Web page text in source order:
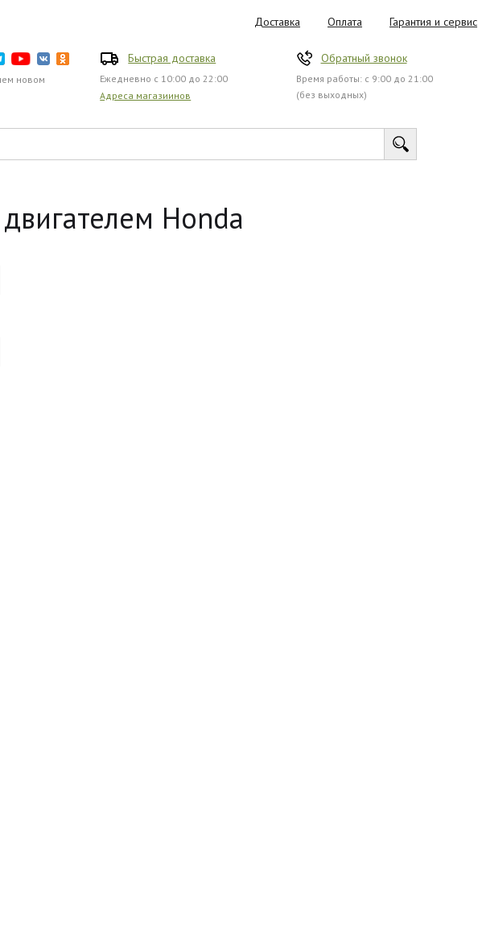
Доставка Оплата Гарантия и сервис
новом
Быстрая доставка
Ежедневно с 10:00 до 22:00
Адреса магазиинов
Обратный звонок
Время работы: с 9:00 до 21:00
(без выходных)
Honda